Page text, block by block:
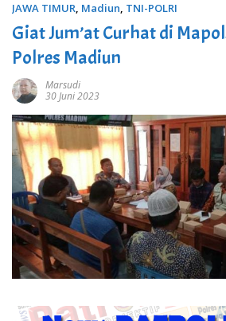
JAWA TIMUR, Madiun, TNI-POLRI
Giat Jum’at Curhat di
Polres Madiun
Marsudi
30 Juni 2023